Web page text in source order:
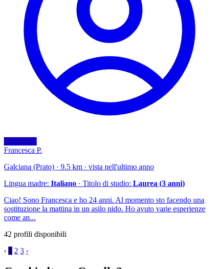
VISIONA
Francesca P.
Galciana (Prato) · 9.5 km · vista nell'ultimo anno
Lingua madre: Italiano · Titolo di studio: Laurea (3 anni)
Ciao! Sono Francesca e ho 24 anni. Al momento sto facendo una
sostituzione la mattina in un asilo nido. Ho avuto varie esperienze
come an...
42 profili disponibili
‹ 1 2 3 ›